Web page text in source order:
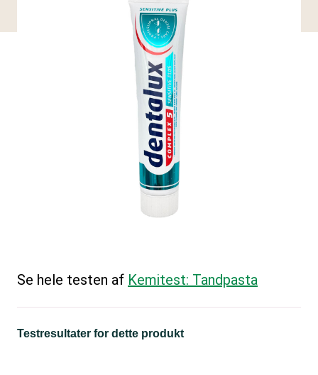
Se hele testen af Kemitest: Tandpasta
Testresultater for dette produkt